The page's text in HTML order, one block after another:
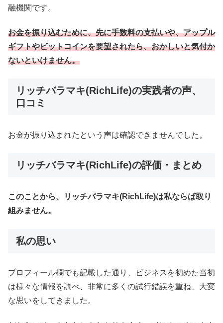
融機関です。
お金を振り込むために、先に手数料の支払いや、アップル
ギフトやビットコインを要望されたら、おかしいと気付か
ないといけません。
リッチバラマキ(RichLife)の実践者の声、
口コミ
お金が振り込まれたという声は確認できませんでした。
リッチバラマキ(RichLife)の評価・まとめ
このことから、リッチバラマキ(RichLife)は私ならば取り
組みません。
私の思い
プロフィール欄でも記載した通り、ビジネスを初めた当初
は様々な情報を調べ、非常に多くの試行錯誤を重ね、大変
な思いをしてきました。